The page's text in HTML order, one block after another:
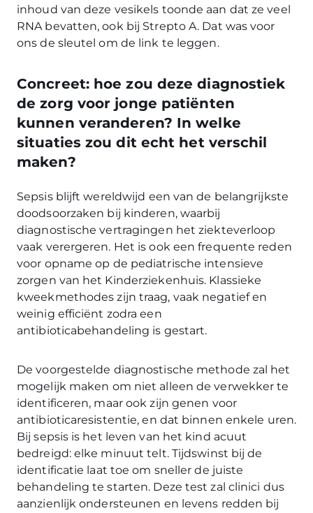
inhoud van deze vesikels toonde aan dat ze veel
RNA bevatten, ook bij Strepto A. Dat was voor
ons de sleutel om de link te leggen.
Concreet: hoe zou deze diagnostiek
de zorg voor jonge patiënten
kunnen veranderen? In welke
situaties zou dit echt het verschil
maken?
Sepsis blijft wereldwijd een van de belangrijkste
doodsoorzaken bij kinderen, waarbij
diagnostische vertragingen het ziekteverloop
vaak verergeren. Het is ook een frequente reden
voor opname op de pediatrische intensieve
zorgen van het Kinderziekenhuis. Klassieke
kweekmethodes zijn traag, vaak negatief en
weinig efficiënt zodra een
antibioticabehandeling is gestart.
De voorgestelde diagnostische methode zal het
mogelijk maken om niet alleen de verwekker te
identificeren, maar ook zijn genen voor
antibioticaresistentie, en dat binnen enkele uren.
Bij sepsis is het leven van het kind acuut
bedreigd: elke minuut telt. Tijdswinst bij de
identificatie laat toe om sneller de juiste
behandeling te starten. Deze test zal clinici dus
aanzienlijk ondersteunen en levens redden bij